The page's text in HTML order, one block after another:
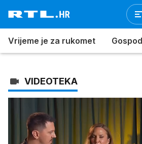
Vrijeme je za rukomet
VIDEOTEKA